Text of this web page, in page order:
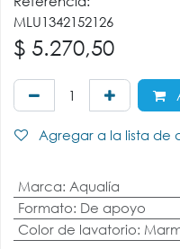
MLU1342152126
$ 5.270,50
Agregar a la lista de
Marca: Aqualía
Formato: De apoyo
Color de lavatorio: